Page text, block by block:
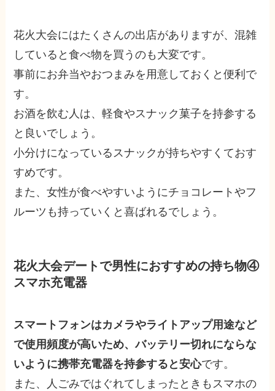
花火大会にはたくさんの出店がありますが、混雑
していると食べ物を買うのも大変です。
事前にお弁当やおつまみを用意しておくと便利で
す。
お酒を飲む人は、軽食やスナック菓子を持参する
と良いでしょう。
小分けになっているスナックが持ちやすくておす
すめです。
また、女性が食べやすいようにチョコレートやフ
ルーツも持っていくと喜ばれるでしょう。
花火大会デートで男性におすすめの持ち物④
スマホ充電器
スマートフォンはカメラやライトアップ用途など
で使用頻度が高いため、バッテリー切れにならな
いように携帯充電器を持参すると安心です。
また、人ごみではぐれてしまったときもスマホの